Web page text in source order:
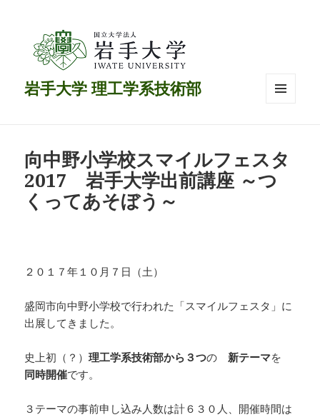
岩手大学 理工学系技術部
向中野小学校スマイルフェスタ
2017 岩手大学出前講座 ～つ
くってあそぼう～
２０１７年１０月７日（土）
盛岡市向中野小学校で行われた「スマイルフェスタ」に
出展してきました。
史上初（？）理工学系技術部から３つの新テーマを
同時開催です。
３テーマの事前申し込み人数は計６３０人、開催時間は